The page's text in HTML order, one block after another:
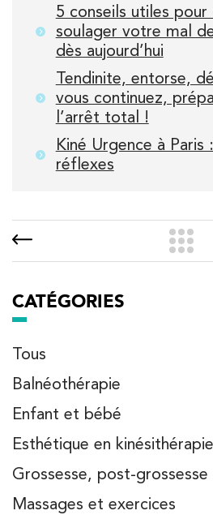
5 conseils utiles pour
soulager votre mal
dès aujourd’hui
Tendinite, entorse,
vous continuez,
l’arrêt total !
Kiné Urgence à Paris
réflexes
CATÉGORIES
Tous
Balnéothérapie
Enfant et bébé
Esthétique en kinésithérapie
Grossesse, post-
Massages et exercices